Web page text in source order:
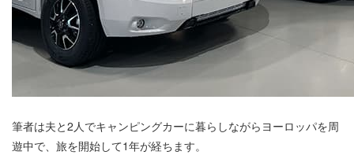
筆者は夫と2人でキャンピングカーに暮らしながらヨーロッパを周
遊中で、旅を開始して1年が経ちます。